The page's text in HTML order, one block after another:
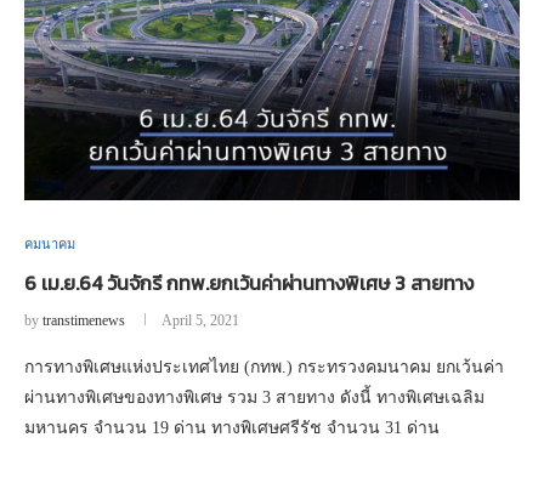
คมนาคม
6 เม.ย.64 วันจักรี กทพ.ยกเว้นค่าผ่านทางพิเศษ 3 สายทาง
by transtimenews April 5, 2021
การทางพิเศษแห่งประเทศไทย (กทพ.) กระทรวงคมนาคม ยกเว้นค่า
ผ่านทางพิเศษของทางพิเศษ รวม 3 สายทาง ดังนี้ ทางพิเศษเฉลิม
มหานคร จำนวน 19 ด่าน ทางพิเศษศรีรัช จำนวน 31 ด่าน